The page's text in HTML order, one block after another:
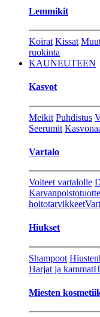
Lemmikit
Koirat Kissat
ruokinta
KAUNEUTEEN
Kasvot
Meikit Puhdistus
Seerumit
Vartalo
Voiteet vartalolle
hoitotarvikkeet
Hiukset
Shampoot
Harjat ja kammat
Miesten